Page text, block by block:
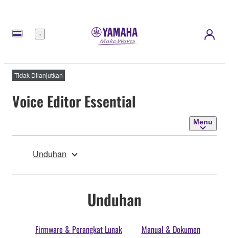
Menu
Tidak Dilanjutkan
Voice Editor Essential
Menu
Unduhan
Unduhan
Firmware & Perangkat Lunak Manual & Dokumen